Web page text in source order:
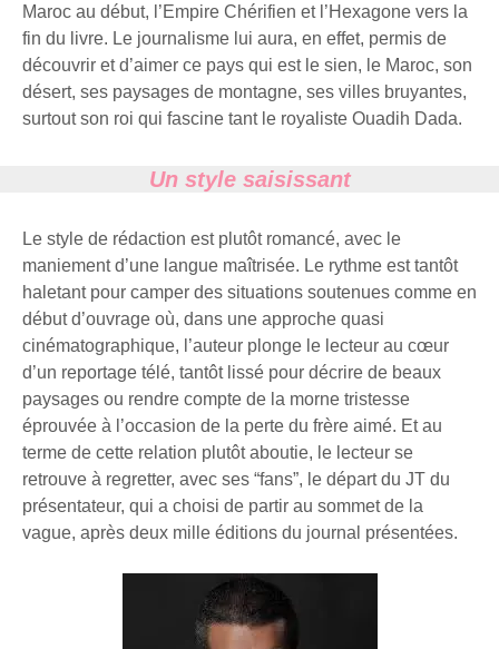
Maroc au début, l’Empire Chérifien et l’Hexagone vers la
fin du livre. Le journalisme lui aura, en effet, permis de
découvrir et d’aimer ce pays qui est le sien, le Maroc, son
désert, ses paysages de montagne, ses villes bruyantes,
surtout son roi qui fascine tant le royaliste Ouadih Dada.
Un style saisissant
Le style de rédaction est plutôt romancé, avec le
maniement d’une langue maîtrisée. Le rythme est tantôt
haletant pour camper des situations soutenues comme en
début d’ouvrage où, dans une approche quasi
cinématographique, l’auteur plonge le lecteur au cœur
d’un reportage télé, tantôt lissé pour décrire de beaux
paysages ou rendre compte de la morne tristesse
éprouvée à l’occasion de la perte du frère aimé. Et au
terme de cette relation plutôt aboutie, le lecteur se
retrouve à regretter, avec ses “fans”, le départ du JT du
présentateur, qui a choisi de partir au sommet de la
vague, après deux mille éditions du journal présentées.